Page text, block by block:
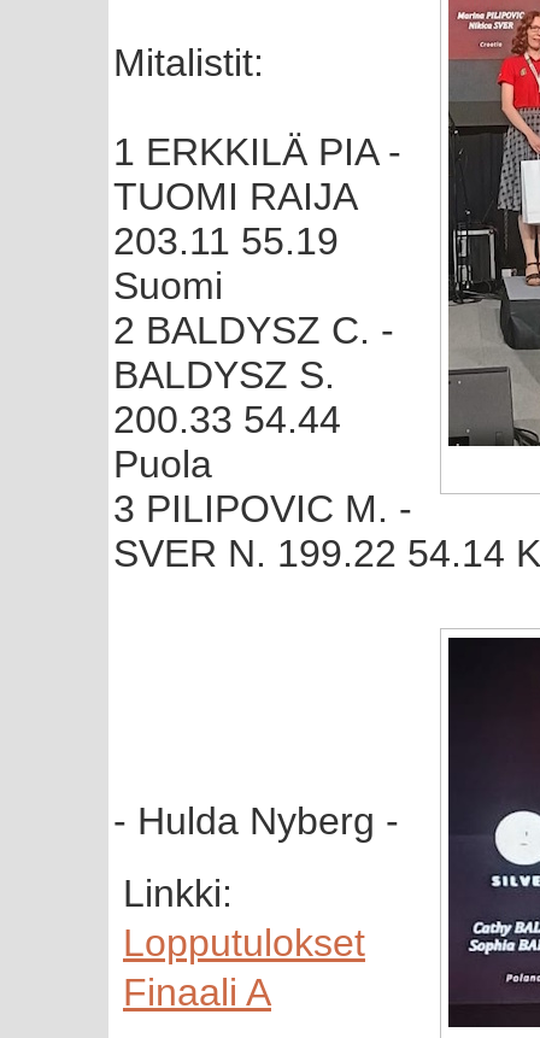
Mitalistit:
1 ERKKILÄ PIA -
TUOMI RAIJA
203.11 55.19
Suomi
2 BALDYSZ C. -
BALDYSZ S.
200.33 54.44
Puola
3 PILIPOVIC M. -
SVER N. 199.22 54.14
- Hulda Nyberg -
Linkki:
Lopputulokset
Finaali A